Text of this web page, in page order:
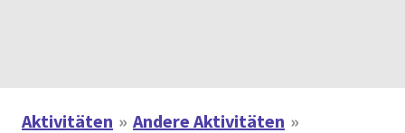
Aktivitäten
Andere Aktivitäten